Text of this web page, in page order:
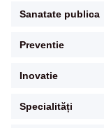
Sanatate publica
Preventie
Inovatie
Specialități